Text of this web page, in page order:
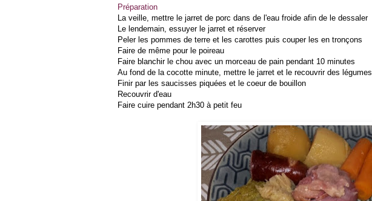
Préparation
La veille, mettre le jarret de porc dans de l'eau froide afin de le dessaler
Le lendemain, essuyer le jarret et réserver
Peler les pommes de terre et les carottes puis couper les en tronçons
Faire de même pour le poireau
Faire blanchir le chou avec un morceau de pain pendant 10 minutes
Au fond de la cocotte minute, mettre le jarret et le recouvrir des légumes
Finir par les saucisses piquées et le coeur de bouillon
Recouvrir d'eau
Faire cuire pendant 2h30 à petit feu